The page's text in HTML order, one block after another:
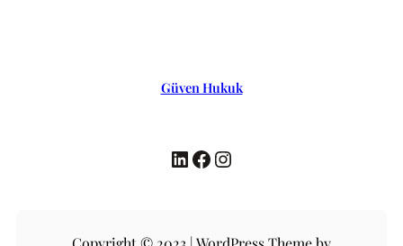
Güven Hukuk
LinkedIn Facebook Instagram